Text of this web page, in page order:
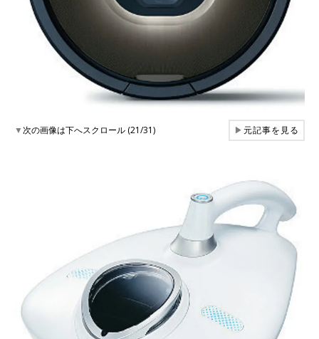
▼次の画像は下へスクロール (21/31) ▶元記事を見る